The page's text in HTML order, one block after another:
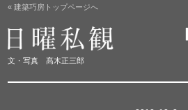
日曜私観
文・写真 髙木正三郎
« 建築巧房トップページへ